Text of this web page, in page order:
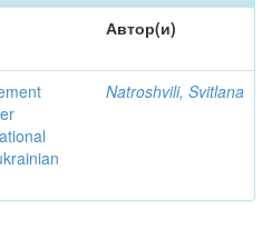
Автор(и)
Natroshvili, Svitlana